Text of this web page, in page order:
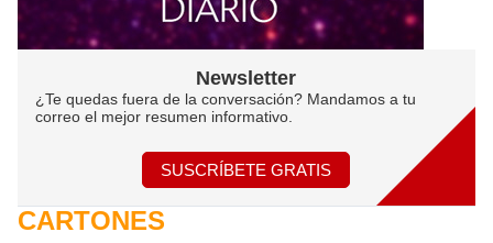
Newsletter
¿Te quedas fuera de la conversación? Mandamos a tu
correo el mejor resumen informativo.
SUSCRÍBETE GRATIS
CARTONES